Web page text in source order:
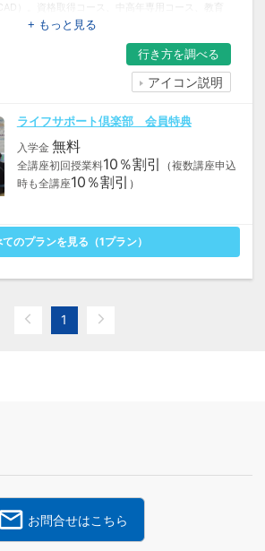
）。資格取得コース、中高年専用コース、教育
格取得希望の方には、安心のマイクロソフト試験
+ もっと見る
行き方を調べる
アイコン説明
ライフサポート倶楽部 会員特典
入学金 無料
全講座初回授業料10％割引 （複数講座申込
時も全講座10％割引 ）
てのプランを見る（1プラン）
1
お問合せはこちら